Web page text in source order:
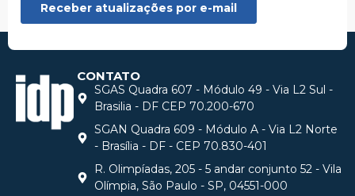
CONTATO
SGAS Quadra 607 - Módulo 49 - Via L2 Sul -
Brasilia - DF CEP 70.200-670
SGAN Quadra 609 - Módulo A - Via L2 Norte
- Brasília - DF - CEP 70.830-401
R. Olimpíadas, 205 - 5 andar conjunto 52 - Vila
Olímpia, São Paulo - SP, 04551-000